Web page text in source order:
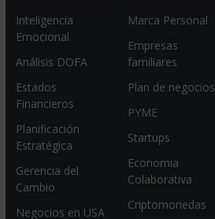
Inteligencia
Emocional
Análisis DOFA
Estados
Financieros
Planificación
Estratégica
Gerencia del
Cambio
Negocios en USA
Marca Personal
Empresas
familiares
Plan de negocios
PYME
Startups
Economia
Colaborativa
Criptomonedas